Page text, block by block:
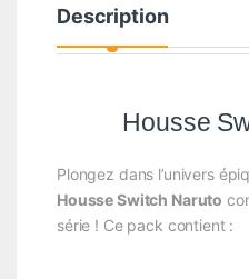
Description
Housse
Plongez dans l’univers
Housse Switch Naruto
série ! Ce pack contient :